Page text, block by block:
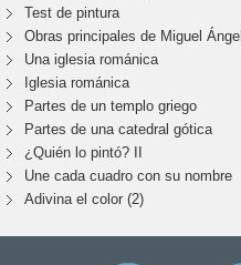
Test de pintura
Obras principales de Miguel Ángel
Una iglesia románica
Iglesia románica
Partes de un templo griego
Partes de una catedral gótica
¿Quién lo pintó? II
Une cada cuadro con su nombre
Adivina el color (2)